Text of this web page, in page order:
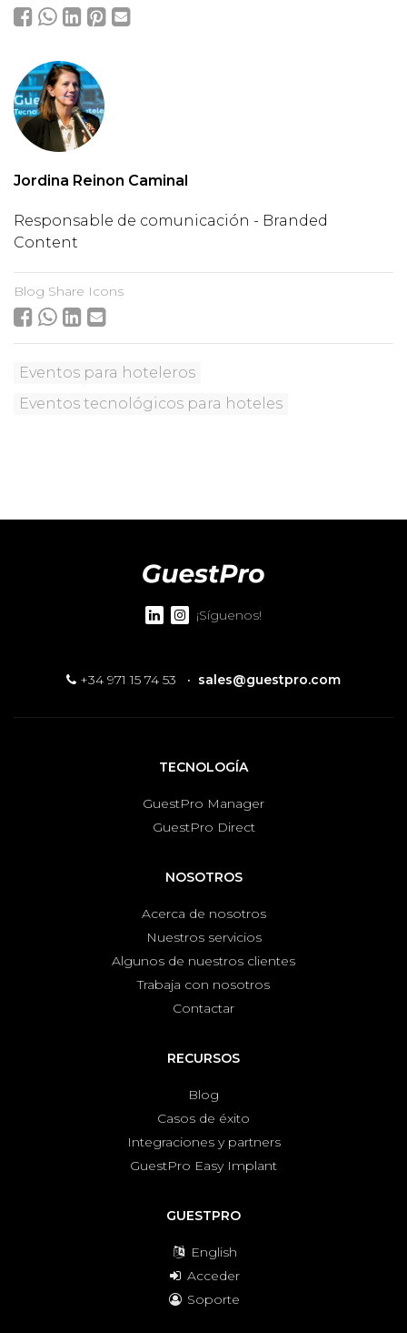
Jordina Reinon Caminal
Responsable de comunicación - Branded
Content
Blog Share Icons
Eventos para hoteleros
Eventos tecnológicos para hoteles
¡Síguenos!
+34 971 15 74 53 · sales@guestpro.com
TECNOLOGÍA
GuestPro Manager
GuestPro Direct
NOSOTROS
Acerca de nosotros
Nuestros servicios
Algunos de nuestros clientes
Trabaja con nosotros
Contactar
RECURSOS
Blog
Casos de éxito
Integraciones y partners
GuestPro Easy Implant
GUESTPRO
English
Acceder
Soporte